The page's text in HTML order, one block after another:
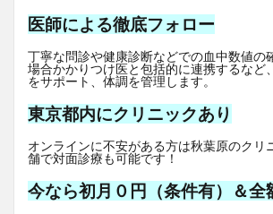
医師による徹底フォロー
丁寧な問診や健康診断などでの血中数値の
場合かかりつけ医と包括的に連携するなど
をサポート、体調を管理します。
東京都内にクリニックあり
オンラインに不安がある方は秋葉原のクリ
舗で対面診療も可能です！
今なら初月０円（条件有）＆全